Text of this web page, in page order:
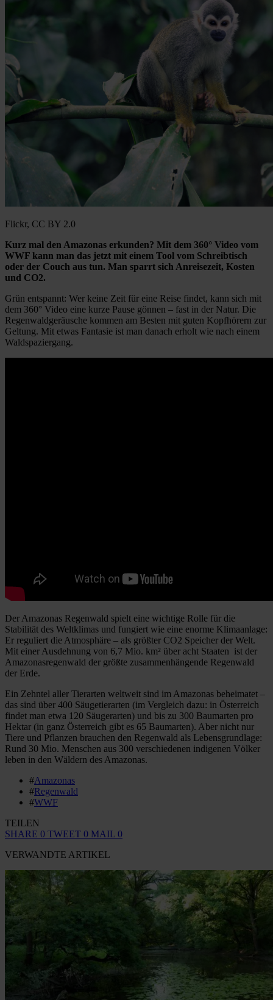
Flickr, CC BY 2.0
Kurz mal den Amazonas erkunden? Mit dem 360° Video vom
WWF kann man das jetzt mit einem Tool vom Schreibtisch
oder der Couch aus tun. Man sparrt sich Anreisezeit, Kosten
und CO2.
Grün entspannt: Wer keine Zeit für eine Reise findet, kann sich mit
dem 360° Video eine kurze Pause gönnen – fast in der Natur. Die
Regenwaldgeräusche kommen am Besten mit guten Kopfhörern zur
Geltung. Mit etwas Fantasie ist man danach erholt wie nach einem
Waldspaziergang.
Der Amazonas Regenwald spielt eine wichtige Rolle für die
Stabilität des Weltklimas und fungiert wie eine enorme Klimaanlage:
Er reguliert die Atmosphäre – als größter CO2 Speicher der Welt.
Mit einer Ausdehnung von 6,7 Mio. km² über acht Staaten ist der
Amazonasregenwald der größte zusammenhängende Regenwald
der Erde.
Ein Zehntel aller Tierarten weltweit sind im Amazonas beheimatet –
das sind über 400 Säugetierarten (im Vergleich dazu: in Österreich
findet man etwa 120 Säugerarten) und bis zu 300 Baumarten pro
Hektar (in ganz Österreich gibt es 65 Baumarten). Aber nicht nur
Tiere und Pflanzen brauchen den Regenwald als Lebensgrundlage:
Rund 30 Mio. Menschen aus 300 verschiedenen indigenen Völker
leben in den Wäldern des Amazonas.
#Amazonas
#Regenwald
#WWF
TEILEN
SHARE 0 TWEET 0 MAIL 0
VERWANDTE ARTIKEL